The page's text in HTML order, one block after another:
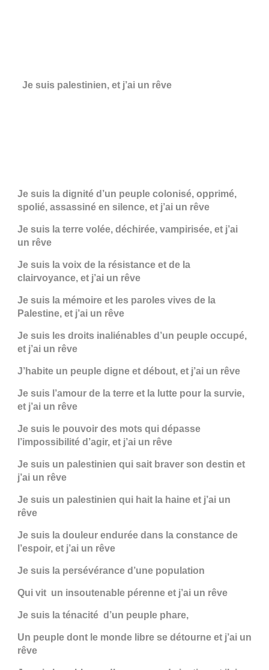
Je suis palestinien, et j’ai un rêve
Je suis la dignité d’un peuple colonisé, opprimé,
spolié, assassiné en silence, et j’ai un rêve
Je suis la terre volée, déchirée, vampirisée, et j’ai
un rêve
Je suis la voix de la résistance et de la
clairvoyance, et j’ai un rêve
Je suis la mémoire et les paroles vives de la
Palestine, et j’ai un rêve
Je suis les droits inaliénables d’un peuple occupé,
et j’ai un rêve
J’habite un peuple digne et débout, et j’ai un rêve
Je suis l’amour de la terre et la lutte pour la survie,
et j’ai un rêve
Je suis le pouvoir des mots qui dépasse
l’impossibilité d’agir, et j’ai un rêve
Je suis un palestinien qui sait braver son destin et
j’ai un rêve
Je suis un palestinien qui hait la haine et j’ai un
rêve
Je suis la douleur endurée dans la constance de
l’espoir, et j’ai un rêve
Je suis la persévérance d’une population
Qui vit un insoutenable pérenne et j’ai un rêve
Je suis la ténacité d’un peuple phare,
Un peuple dont le monde libre se détourne et j’ai un
rêve